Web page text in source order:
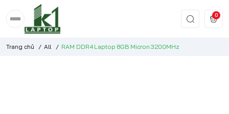
0
Trang chủ / All / RAM DDR4 Laptop 8GB Micron 3200MHz